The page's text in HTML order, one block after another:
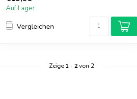
Auf Lager
Vergleichen
Zeige1- 2von 2